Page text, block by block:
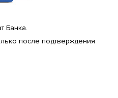
Банка.
после подтверждения